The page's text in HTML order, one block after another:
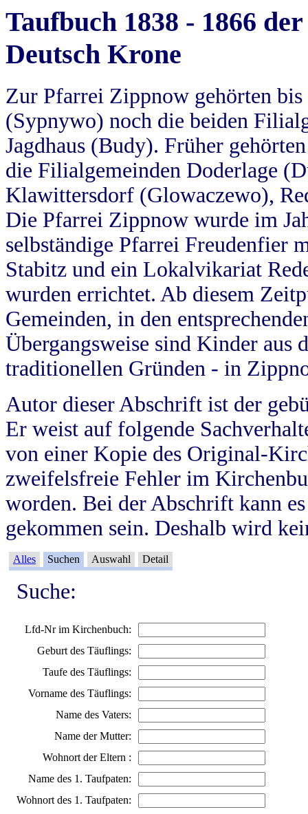
Taufbuch 1838 - 1866
Deutsch Krone
Zur Pfarrei Zippnow gehörten
(Sypnywo) noch die beiden
Jagdhaus (Budy). Früher
die Filialgemeinden Doderlage
Klawittersdorf (Glowaczewo),
Die Pfarrei Zippnow wurde im
selbständige Pfarrei Freudenfier
Stabitz und ein Lokalvikariat
wurden errichtet. Ab diesem
Gemeinden, in den
Übergangsweise sind Kinder aus
traditionellen Gründen - in
Autor dieser Abschrift ist der
Er weist auf folgende
von einer Kopie des Original-
zweifelsfreie Fehler im
worden. Bei der Abschrift kann
gekommen sein. Deshalb wird
Alles Suchen Auswahl Detail
Suche:
Lfd-Nr im Kirchenbuch:
Geburt des Täuflings:
Taufe des Täuflings:
Vorname des Täuflings:
Name des Vaters:
Name der Mutter:
Wohnort der Eltern :
Name des 1. Taufpaten:
Wohnort des 1. Taufpaten: